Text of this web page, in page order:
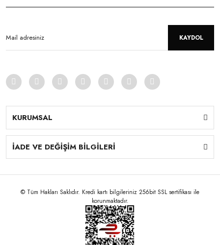
KAYDOL
KURUMSAL
İADE VE DEĞİŞİM BİLGİLERİ
© Tüm Hakları Saklıdır. Kredi kartı bilgileriniz 256bit SSL sertifikası ile
korunmaktadır.